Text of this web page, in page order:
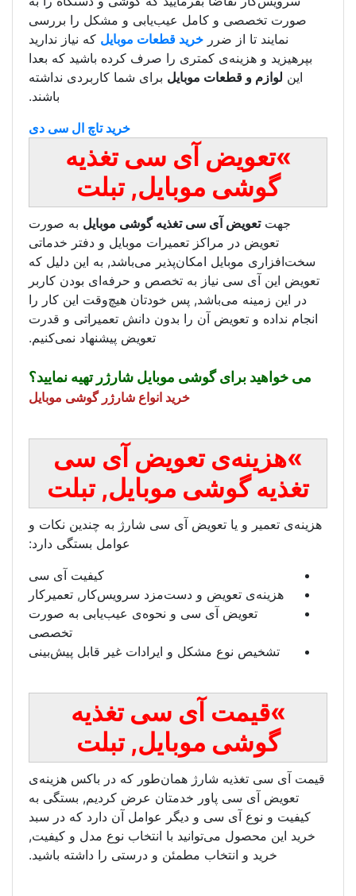
عیب‌یابی و مشکل را بررسی
خرید قطعات موبایل که نیاز ندارید
را صرف کرده باشید که بعدا
برای شما کاربردی نداشته
آی سی تغذیه
تبلت
تغذیه گوشی موبایل به صورت
تعمیرات موبایل و دفتر خدماتی
می‌باشد, به این دلیل که
به تخصص و حرفه‌ای بودن کاربر
پس خودتان هیچ‌وقت این کار را
را بدون دانش تعمیراتی و قدرت
موبایل شارژر تهیه نمایید؟
خرید انواع شارژر گوشی موبایل
آی سی
موبایل, تبلت
آی سی شارژ به چندین نکات و
و دست‌مزد سرویس‌کار, تعمیرکار
سی و نحوه‌ی عیب‌یابی به صورت
و ایرادات غیر قابل پیش‌بینی
آی سی تغذیه
تبلت
همان‌طور که در باکس هزینه‌ی
خدمتان عرض کردیم, بستگی به
دیگر عوامل آن دارد که در سبد
با انتخاب نوع مدل و کیفیت,
مطمئن و درستی را داشته باشید.